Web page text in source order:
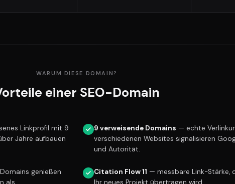
WARUM DIESE DOMAIN?
einer SEO-Domain
Linkprofil mit 9
Jahre aufbauen
9 verweisende Domains — echte
verschiedenen Websites signalisieren
und Autorität.
genießen
als
Citation Flow 11 — messbare Link-Stärke,
Ihr neues Projekt übertragen wird.